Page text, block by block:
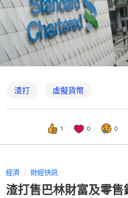
渣打 虛擬貨幣
1 0 0
經濟 財經快訊
渣打售巴林財富及零